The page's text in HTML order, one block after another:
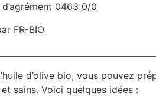
0463 0/0
FR-BIO
d’olive bio, vous pouvez
sains. Voici quelques idées :